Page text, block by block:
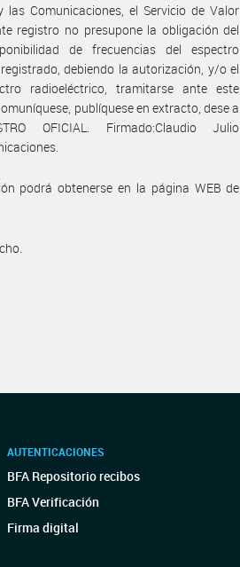
Comunicaciones, el Servicio de Valor
registro no presupone la obligación del
de frecuencias del espectro
debiendo la autorización, y/o el
radioeléctrico, tramitarse ante este
publíquese en extracto, dese a
OFICIAL. Firmado:Claudio Julio
podrá obtenerse en la página WEB de
AUTENTICACIONES
BFA Repositorio recibos
BFA Verificación
Firma digital